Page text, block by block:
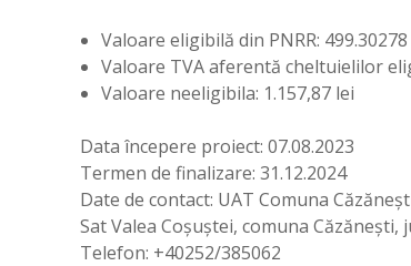
Valoare eligibilă din PNRR:
Valoare TVA aferentă cheltuielilor
Valoare neeligibila: 1.157,87 lei
Data începere proiect: 07.08.2023
Termen de finalizare: 31.12.2024
Date de contact: UAT Comuna
Sat Valea Coșuștei, comuna
Telefon: +40252/385062